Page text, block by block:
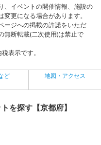
、イベントの開催情報、施設の
更になる場合があります。
ージへの掲載の許諾をいただ
無断転載(二次使用)は禁止で
表示です。
ど 地図・アクセス
を探す【京都府】